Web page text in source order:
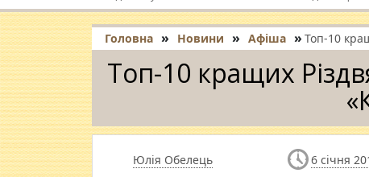
Головна » Новини » Афіша » Топ-10
Топ-10 кращих
Юлія Обелець 6 січня